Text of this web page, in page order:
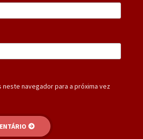
neste navegador para a próxima vez